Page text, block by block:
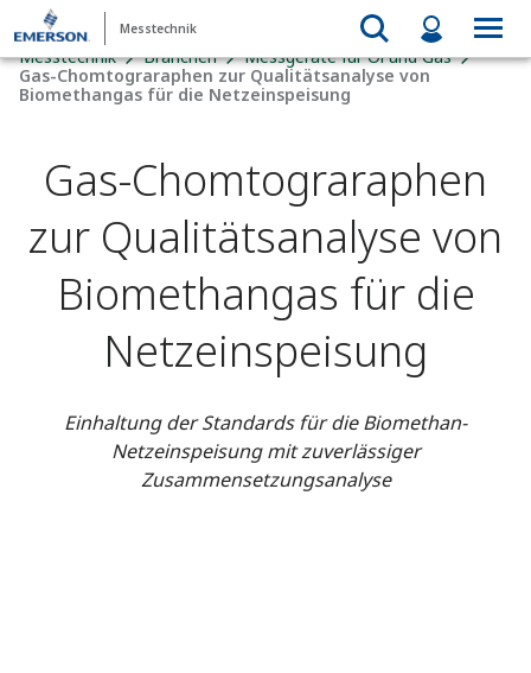
Messtechnik
Messtechnik Branchen
Messgeräte für Öl und Gas
Gas-Chomtograraphen zur Qualitätsanalyse von
Biomethangas für die Netzeinspeisung
Gas-Chomtograraphen
zur Qualitätsanalyse von
Biomethangas für die
Netzeinspeisung
Einhaltung der Standards für die Biomethan-
Netzeinspeisung mit zuverlässiger
Zusammensetzungsanalyse